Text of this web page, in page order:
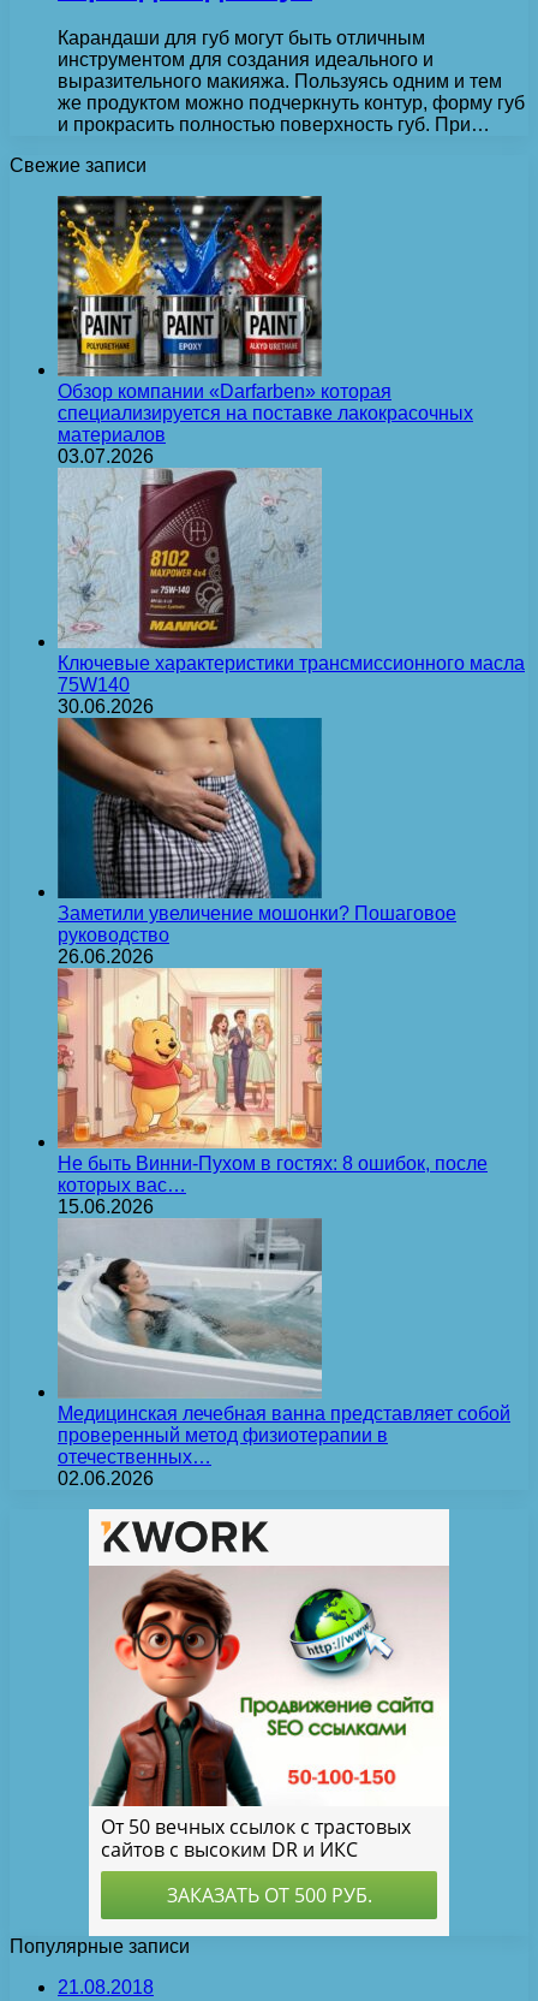
Карандаши для губ могут быть отличным
инструментом для создания идеального и
выразительного макияжа. Пользуясь одним и тем
же продуктом можно подчеркнуть контур, форму губ
и прокрасить полностью поверхность губ. При…
Свежие записи
Обзор компании «Darfarben» которая
специализируется на поставке лакокрасочных
материалов
03.07.2026
Ключевые характеристики трансмиссионного масла
75W140
30.06.2026
Заметили увеличение мошонки? Пошаговое
руководство
26.06.2026
Не быть Винни-Пухом в гостях: 8 ошибок, после
которых вас…
15.06.2026
Медицинская лечебная ванна представляет собой
проверенный метод физиотерапии в
отечественных…
02.06.2026
Популярные записи
21.08.2018